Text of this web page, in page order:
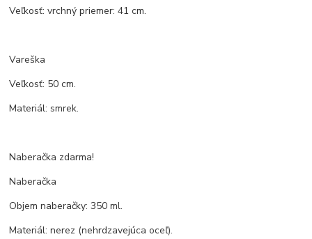
Veľkosť: vrchný priemer: 41 cm.
Vareška
Veľkosť: 50 cm.
Materiál: smrek.
Naberačka zdarma!
Naberačka
Objem naberačky: 350 ml.
Materiál: nerez (nehrdzavejúca oceľ).